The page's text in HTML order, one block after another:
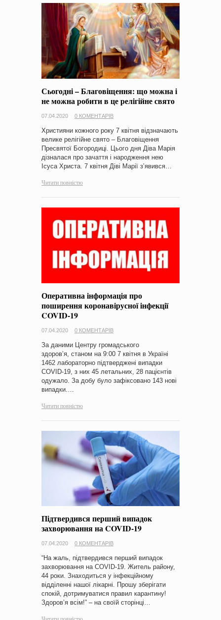
Сьогодні – Благовіщення: що можна і
не можна робити в це релігійне свято
07.04.2020 0 КОМЕНТАРІВ
Християни кожного року 7 квітня відзначають
велике релігійне свято – Благовіщення
Пресвятої Богородиці. Цього дня Діва Марія
дізналася про зачаття і народження нею
Ісуса Христа. 7 квітня Діві Марії з’явився…
Читати повністю
Оперативна інформація про
поширення коронавірусної інфекції
COVID-19
07.04.2020 0 КОМЕНТАРІВ
За даними Центру громадського
здоров’я, станом на 9:00 7 квітня в Україні
1462 лабораторно підтверджені випадки
COVID-19, з них 45 летальних, 28 пацієнтів
одужало. За добу було зафіксовано 143 нові
випадки.…
Читати повністю
Підтвердився перший випадок
захворювання на COVID-19
07.04.2020 0 КОМЕНТАРІВ
“На жаль, підтвердився перший випадок
захворювання на COVID-19. Житель району,
44 роки. Знаходиться у інфекційному
відділенні нашої лікарні. Прошу зберігати
спокій, дотримуватися правил карантину!
Здоров’я всім!” – на своїй сторінці…